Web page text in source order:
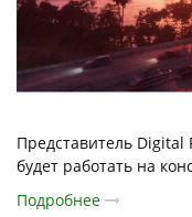
Представитель Digital
будет работать на
Подробнее